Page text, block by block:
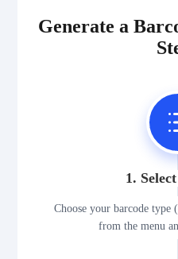
Generate a
1.
Choose your barcode type
from the menu